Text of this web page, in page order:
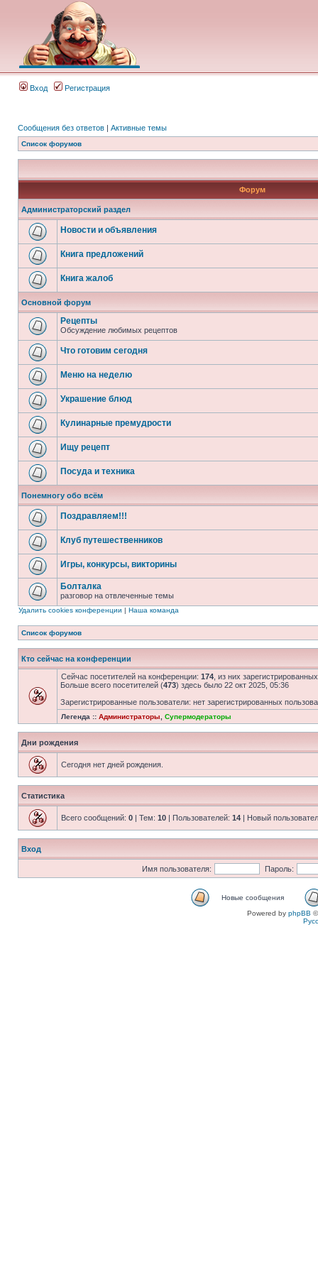
Вход Регистрация
Сообщения без ответов | Активные темы
Список форумов
Форум
Администраторский раздел
Новости и объявления
Книга предложений
Книга жалоб
Основной форум
Рецепты
Обсуждение любимых рецептов
Что готовим сегодня
Меню на неделю
Украшение блюд
Кулинарные премудрости
Ищу рецепт
Посуда и техника
Понемногу обо всём
Поздравляем!!!
Клуб путешественников
Игры, конкурсы, викторины
Болталка
разговор на отвлеченные темы
Удалить cookies конференции | Наша команда
Список форумов
Кто сейчас на конференции
Сейчас посетителей на конференции: 174 , из них
Больше всего посетителей (473) здесь было 22 окт 2025, 05:36
Зарегистрированные пользователи: нет зарегистрированных
Легенда :: Администраторы Супермодераторы
Дни рождения
Сегодня нет дней рождения.
Статистика
Всего сообщений: 0 | Тем: 10 | Пользователей: 14 | Новый
Вход
Имя пользователя: Пароль:
Новые сообщения
Powered by phpBB